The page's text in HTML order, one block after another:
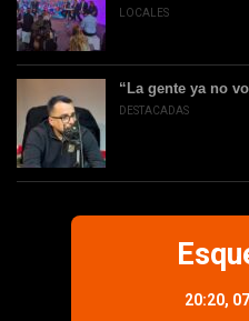
LOCALES
“La gente ya no
DESTACADAS
20:20,